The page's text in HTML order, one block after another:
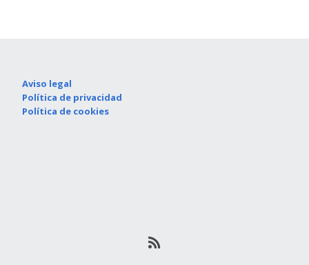
Aviso legal
Política de privacidad
Política de cookies